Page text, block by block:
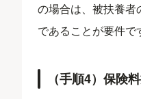
の場合は、被扶養
であることが要件で
（手順4）保険